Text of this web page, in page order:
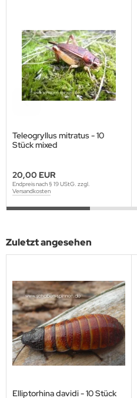
Teleogryllus mitratus - 10
Stück mixed
20,00 EUR
Endpreis nach § 19 UStG. zzgl.
Versandkosten
Zuletzt angesehen
Elliptorhina davidi - 10 Stück